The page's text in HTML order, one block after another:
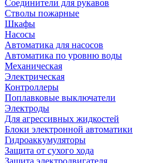
Соединители для рукавов
Стволы пожарные
Шкафы
Насосы
Автоматика для насосов
Автоматика по уровню воды
Механическая
Электрическая
Контроллеры
Поплавковые выключатели
Электроды
Для агрессивных жидкостей
Блоки электронной автоматики
Гидроаккумуляторы
Защита от сухого хода
Защита электродвигателя